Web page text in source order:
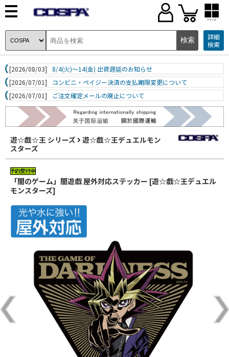
ブランド
詳細
検索
[2026/08/03]
8/4(火)～14(金) 出荷遅延のお知らせ
[2026/07/01]
コンビニ・ペイジー決済の支払期限変更について
[2026/07/01]
ご注文確定メールの廃止について
遊☆戯☆王 シリーズ
遊☆戯☆王デュエルモン
スターズ
「闇のゲーム」闇遊戯 屋外対応ステッカー [遊☆戯☆王デュエル
モンスターズ]